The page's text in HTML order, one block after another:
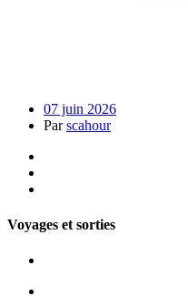
07 juin 2026
Parscahour
Voyages et sorties